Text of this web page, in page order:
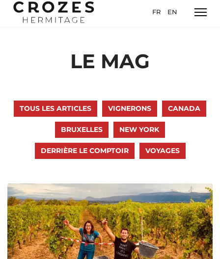
Sélectionnez votre
FR EN
LE MAG
TOUS LES ARTICLES VIGNERONS CANADA
BRUXELLES NEW YORK
DERRIÈRE LE COMPTOIR VOYAGES